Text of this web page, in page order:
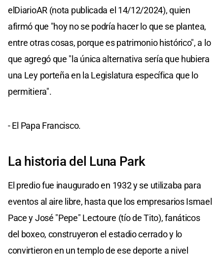
elDiarioAR (nota publicada el 14/12/2024), quien
afirmó que "hoy no se podría hacer lo que se plantea,
entre otras cosas, porque es patrimonio histórico", a lo
que agregó que "la única alternativa sería que hubiera
una Ley porteña en la Legislatura específica que lo
permitiera".
- El Papa Francisco.
La historia del Luna Park
El predio fue inaugurado en 1932 y se utilizaba para
eventos al aire libre, hasta que los empresarios Ismael
Pace y José "Pepe" Lectoure (tío de Tito), fanáticos
del boxeo, construyeron el estadio cerrado y lo
convirtieron en un templo de ese deporte a nivel